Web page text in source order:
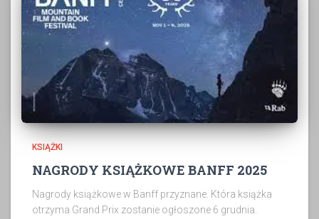
KSIĄŻKI
NAGRODY KSIĄŻKOWE BANFF 2025
Nagrody książkowe w Banff przyznane. Która książka
otrzyma Grand Prix zostanie ogłoszone 6 grudnia.